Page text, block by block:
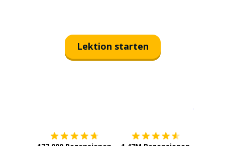
Lektion starten